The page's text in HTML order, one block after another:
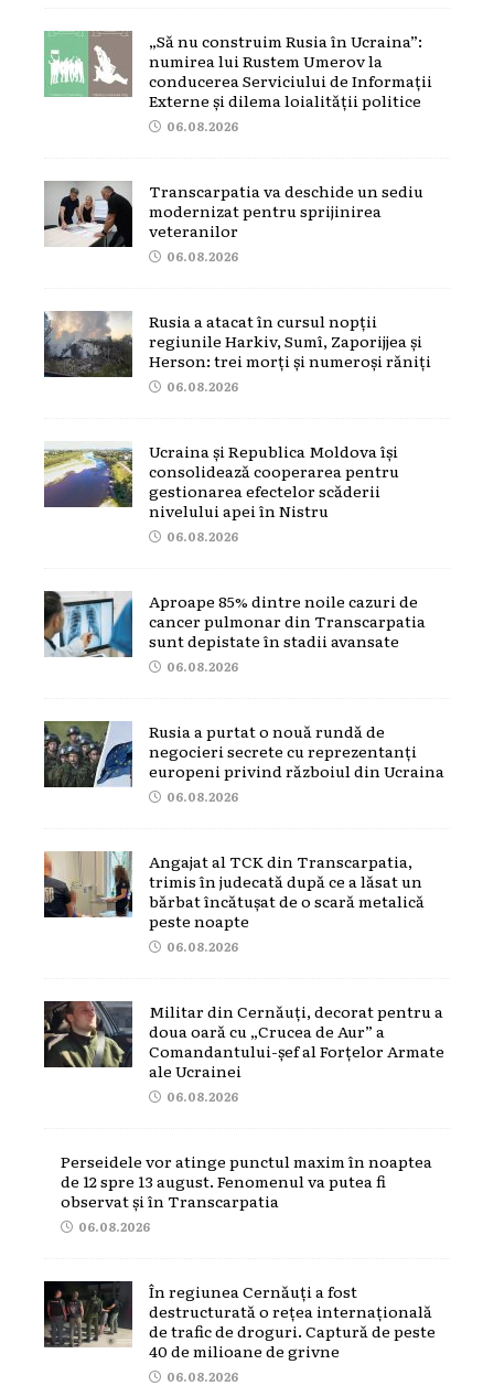
„Să nu construim Rusia în Ucraina”:
numirea lui Rustem Umerov la
conducerea Serviciului de Informații
Externe și dilema loialității politice
06.08.2026
Transcarpatia va deschide un sediu
modernizat pentru sprijinirea
veteranilor
06.08.2026
Rusia a atacat în cursul nopții
regiunile Harkiv, Sumî, Zaporijjea și
Herson: trei morți și numeroși răniți
06.08.2026
Ucraina și Republica Moldova își
consolidează cooperarea pentru
gestionarea efectelor scăderii
nivelului apei în Nistru
06.08.2026
Aproape 85% dintre noile cazuri de
cancer pulmonar din Transcarpatia
sunt depistate în stadii avansate
06.08.2026
Rusia a purtat o nouă rundă de
negocieri secrete cu reprezentanți
europeni privind războiul din Ucraina
06.08.2026
Angajat al TCK din Transcarpatia,
trimis în judecată după ce a lăsat un
bărbat încătușat de o scară metalică
peste noapte
06.08.2026
Militar din Cernăuți, decorat pentru a
doua oară cu „Crucea de Aur” a
Comandantului-șef al Forțelor Armate
ale Ucrainei
06.08.2026
Perseidele vor atinge punctul maxim în noaptea
de 12 spre 13 august. Fenomenul va putea fi
observat și în Transcarpatia
06.08.2026
În regiunea Cernăuți a fost
destructurată o rețea internațională
de trafic de droguri. Captură de peste
40 de milioane de grivne
06.08.2026